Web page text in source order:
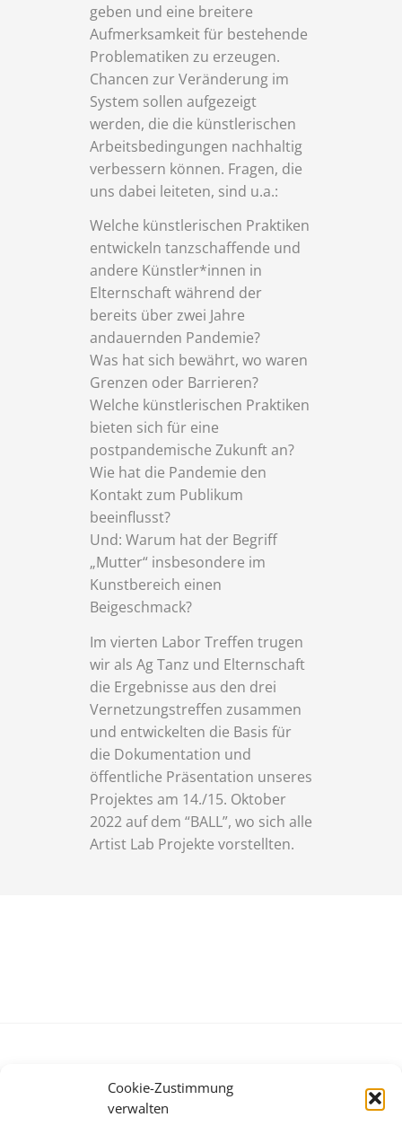
Cookie-Zustimmung
verwalten
geben und eine breitere
Aufmerksamkeit für bestehende
Problematiken zu erzeugen.
Chancen zur Veränderung im
System sollen aufgezeigt
werden, die die künstlerischen
Arbeitsbedingungen nachhaltig
verbessern können. Fragen, die
uns dabei leiteten, sind u.a.:
Welche künstlerischen Praktiken
entwickeln tanzschaffende und
andere Künstler*innen in
Elternschaft während der
bereits über zwei Jahre
andauernden Pandemie?
Was hat sich bewährt, wo waren
Grenzen oder Barrieren?
Welche künstlerischen Praktiken
bieten sich für eine
postpandemische Zukunft an?
Wie hat die Pandemie den
Kontakt zum Publikum
beeinflusst?
Und: Warum hat der Begriff
„Mutter“ insbesondere im
Kunstbereich einen
Beigeschmack?
Im vierten Labor Treffen trugen
wir als Ag Tanz und Elternschaft
die Ergebnisse aus den drei
Vernetzungstreffen zusammen
und entwickelten die Basis für
die Dokumentation und
öffentliche Präsentation unseres
Projektes am 14./15. Oktober
2022 auf dem “BALL”, wo sich alle
Artist Lab Projekte vorstellten.